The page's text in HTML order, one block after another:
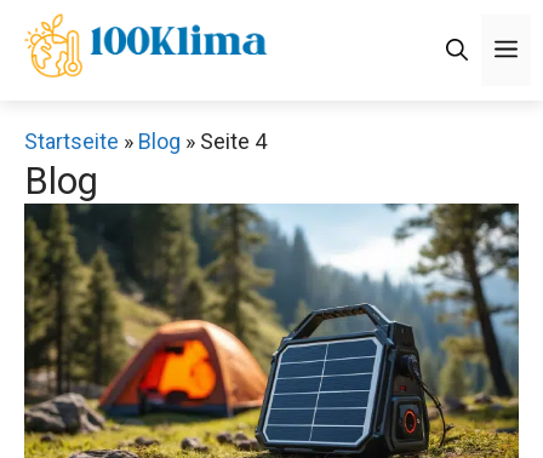
Inhalt
springen
Startseite » Blog » Seite 4
Blog